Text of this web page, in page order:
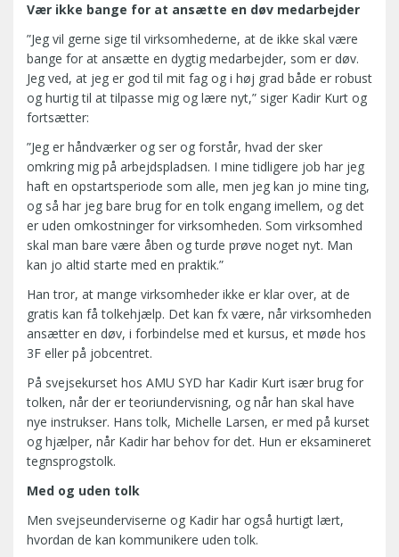
Vær ikke bange for at ansætte en døv medarbejder
”Jeg vil gerne sige til virksomhederne, at de ikke skal være
bange for at ansætte en dygtig medarbejder, som er døv.
Jeg ved, at jeg er god til mit fag og i høj grad både er robust
og hurtig til at tilpasse mig og lære nyt,” siger Kadir Kurt og
fortsætter:
”Jeg er håndværker og ser og forstår, hvad der sker
omkring mig på arbejdspladsen. I mine tidligere job har jeg
haft en opstartsperiode som alle, men jeg kan jo mine ting,
og så har jeg bare brug for en tolk engang imellem, og det
er uden omkostninger for virksomheden. Som virksomhed
skal man bare være åben og turde prøve noget nyt. Man
kan jo altid starte med en praktik.”
Han tror, at mange virksomheder ikke er klar over, at de
gratis kan få tolkehjælp. Det kan fx være, når virksomheden
ansætter en døv, i forbindelse med et kursus, et møde hos
3F eller på jobcentret.
På svejsekurset hos AMU SYD har Kadir Kurt især brug for
tolken, når der er teoriundervisning, og når han skal have
nye instrukser. Hans tolk, Michelle Larsen, er med på kurset
og hjælper, når Kadir har behov for det. Hun er eksamineret
tegnsprogstolk.
Med og uden tolk
Men svejseunderviserne og Kadir har også hurtigt lært,
hvordan de kan kommunikere uden tolk.